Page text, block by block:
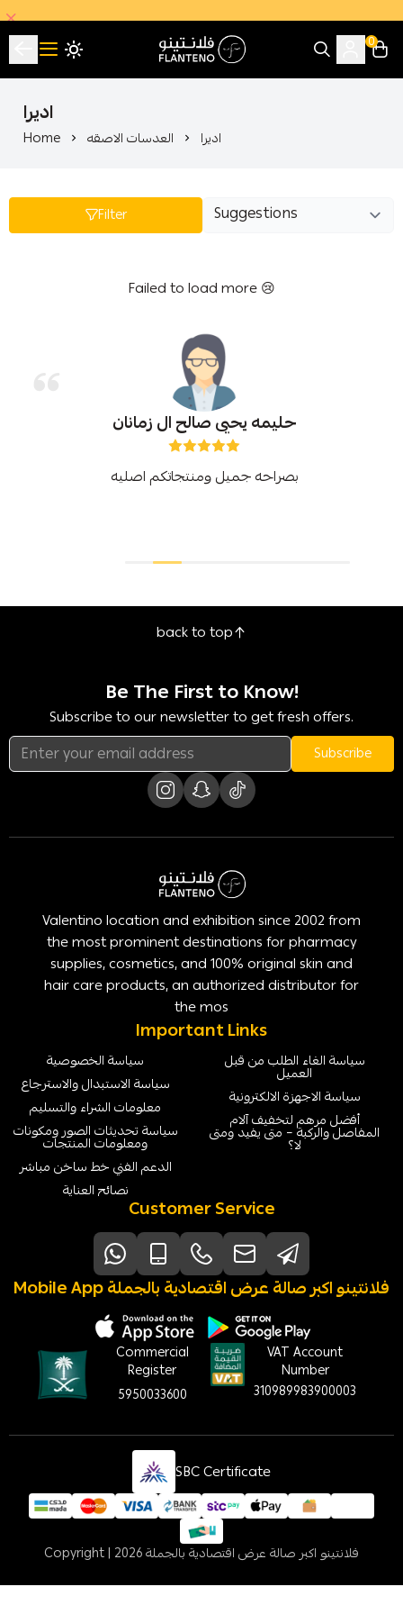
فلانتينو اكبر صالة عرض اقتصادية بالجملة
0
اديرا
Home العدسات الاصقه اديرا
Filter
Failed to load more 😢
حليمه يحيى صالح ال زمانان
بصراحه جميل ومنتجاتكم اصليه
back to top
Be The First to Know!
Subscribe to our newsletter to get fresh offers.
Subscribe
Valentino location and exhibition since 2002 from
the most prominent destinations for pharmacy
supplies, cosmetics, and 100% original skin and
hair care products, an authorized distributor for
the mos
Important Links
سياسة الخصوصية
سياسة الاستبدال والاسترجاع
معلومات الشراء والتسليم
سياسة تحديثات الصور ومكونات
ومعلومات المنتجات
الدعم الفني خط ساخن مباشر
نصائح العناية
سياسة الغاء الطلب من قبل
العميل
سياسة الاجهزة الالكترونية
أفضل مرهم لتخفيف آلام
المفاصل والركبة – متى يفيد ومتى
لا؟
Customer Service
Mobile App فلانتينو اكبر صالة عرض اقتصادية بالجملة
Commercial
Register
5950033600
VAT Account
Number
310989983900003
SBC Certificate
Copyright | 2026فلانتينو اكبر صالة عرض اقتصادية بالجملة